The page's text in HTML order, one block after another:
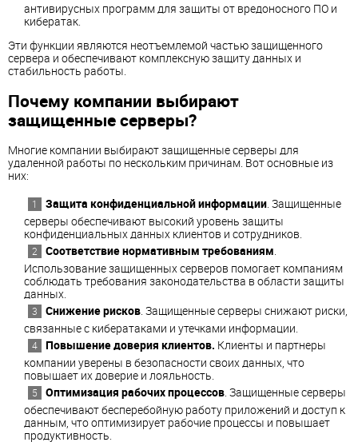
антивирусных программ для защиты от вредоносного ПО и
кибератак.
Эти функции являются неотъемлемой частью защищенного
сервера и обеспечивают комплексную защиту данных и
стабильность работы.
Почему компании выбирают
защищенные серверы?
Многие компании выбирают защищенные серверы для
удаленной работы по нескольким причинам. Вот основные из
них:
Защита конфиденциальной информации. Защищенные
серверы обеспечивают высокий уровень защиты
конфиденциальных данных клиентов и сотрудников.
Соответствие нормативным требованиям.
Использование защищенных серверов помогает компаниям
соблюдать требования законодательства в области защиты
данных.
Снижение рисков. Защищенные серверы снижают риски,
связанные с кибератаками и утечками информации.
Повышение доверия клиентов. Клиенты и партнеры
компании уверены в безопасности своих данных, что
повышает их доверие и лояльность.
Оптимизация рабочих процессов. Защищенные серверы
обеспечивают бесперебойную работу приложений и доступ к
данным, что оптимизирует рабочие процессы и повышает
продуктивность.